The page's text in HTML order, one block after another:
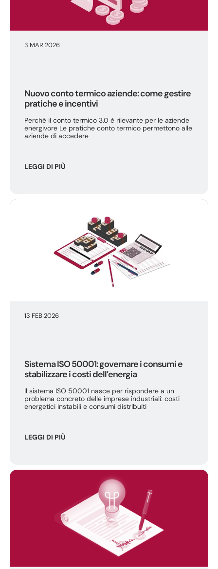
3 MAR 2026
Nuovo conto termico aziende: come gestire
pratiche e incentivi
Perché il conto termico 3.0 è rilevante per le aziende
energivore Le pratiche conto termico permettono alle
aziende di accedere
LEGGI DI PIÙ
13 FEB 2026
Sistema ISO 50001: governare i consumi e
stabilizzare i costi dell’energia
Il sistema ISO 50001 nasce per rispondere a un
problema concreto delle imprese industriali: costi
energetici instabili e consumi distribuiti
LEGGI DI PIÙ